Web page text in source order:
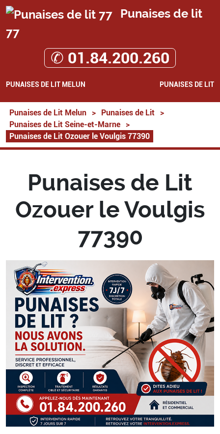
Punaises de lit
77
✆ 01.84.200.260
PUNAISES DE LIT MELUN PUNAISES DE LIT
Punaises de Lit Melun > Punaises de Lit
>
Punaises de Lit Seine-et-Marne
>
Punaises de Lit Ozouer le Voulgis 77390
Punaises de Lit
Ozouer le Voulgis
77390